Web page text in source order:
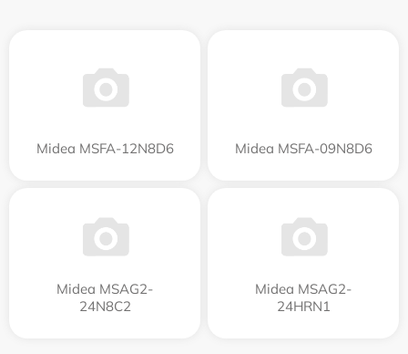
Midea MSFA-12N8D6 Midea MSFA-09N8D6
Midea MSAG2-
24N8C2
Midea MSAG2-
24HRN1